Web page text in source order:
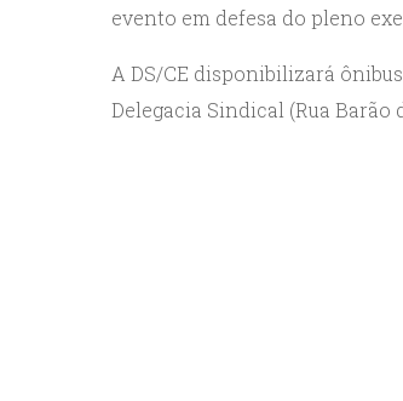
evento em defesa do pleno
A DS/CE disponibilizará
Delegacia Sindical (Rua Barão